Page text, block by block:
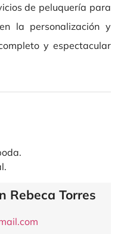
de peluquería para
la personalización y
y espectacular
Rebeca Torres